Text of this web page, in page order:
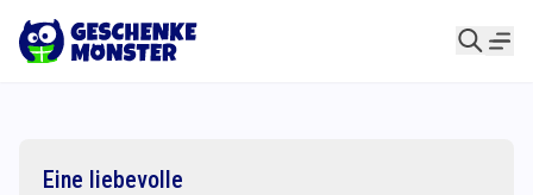
Eine liebevolle